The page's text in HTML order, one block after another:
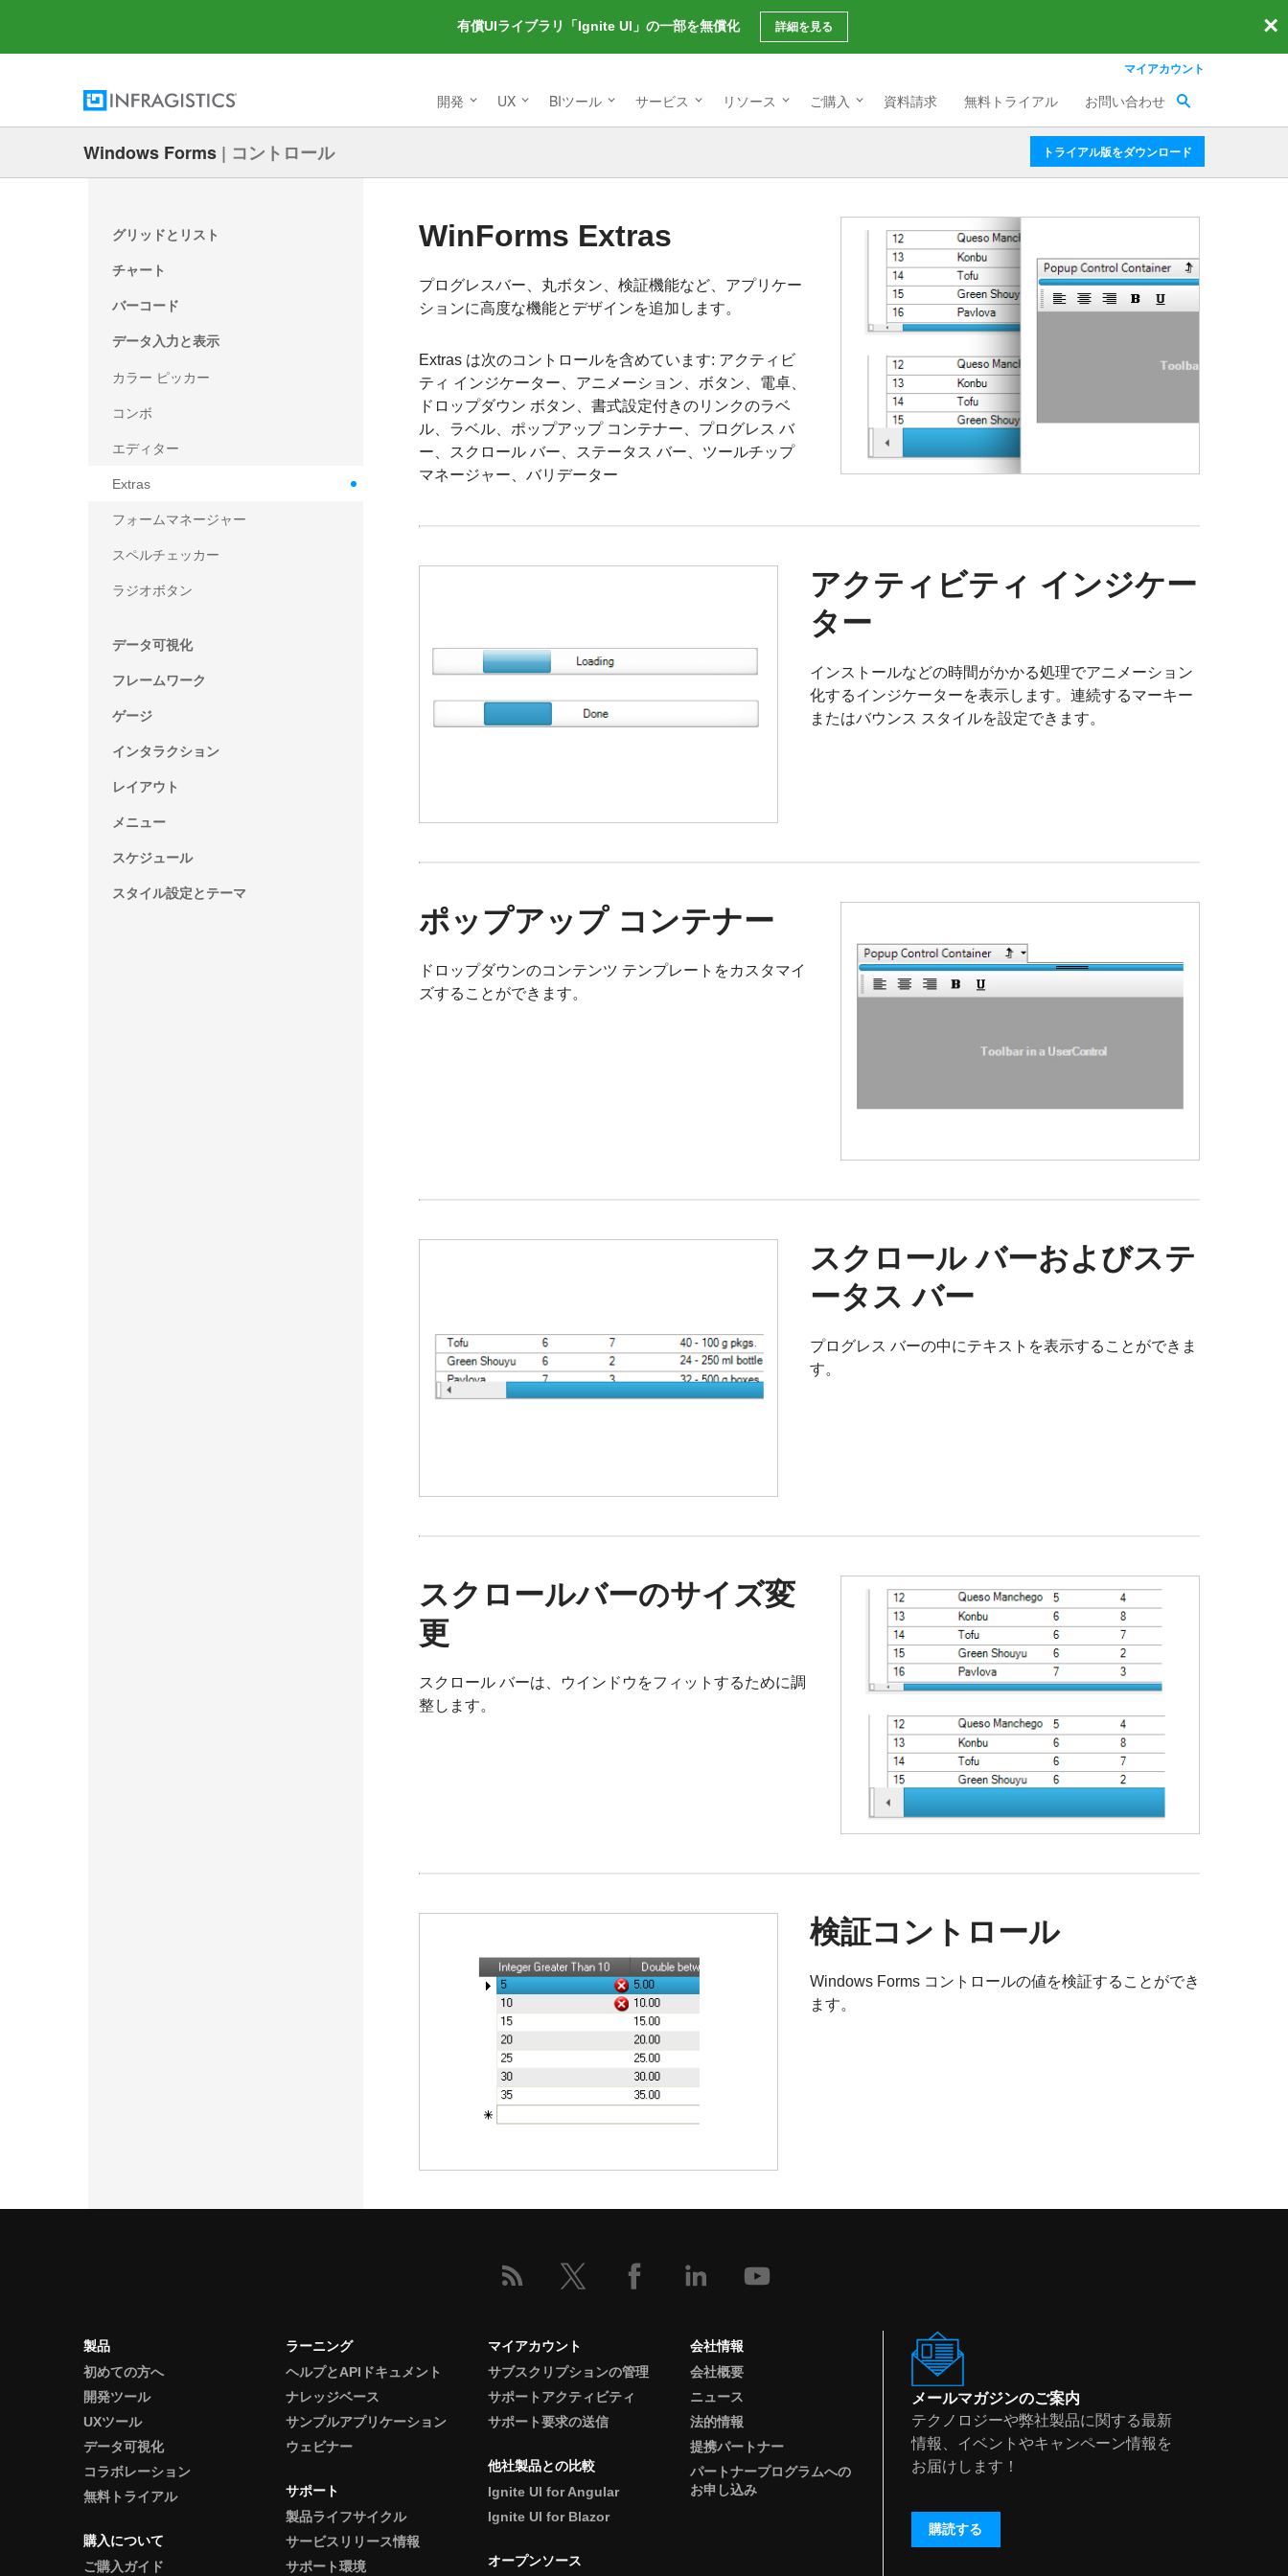
マイアカウント
開発 UX BIツール サービス リソース ご購入 資料請求 無料トライアル お問い合わせ
Windows Forms | コントロール トライアル版をダウンロード
グリッドとリスト
チャート
バーコード
データ入力と表示
カラー ピッカー
コンボ
エディター
Extras
フォームマネージャー
スペルチェッカー
ラジオボタン
データ可視化
フレームワーク
ゲージ
インタラクション
レイアウト
メニュー
スケジュール
スタイル設定とテーマ
WinForms Extras
プログレスバー、丸ボタン、検証機能など、アプリケー
ションに高度な機能とデザインを追加します。
Extras は次のコントロールを含めています: アクティビ
ティ インジケーター、アニメーション、ボタン、電卓、
ドロップダウン ボタン、書式設定付きのリンクのラベ
ル、ラベル、ポップアップ コンテナー、プログレス バ
ー、スクロール バー、ステータス バー、ツールチップ
マネージャー、バリデーター
アクティビティ インジケー
ター
インストールなどの時間がかかる処理でアニメーション
化するインジケーターを表示します。連続するマーキー
またはバウンス スタイルを設定できます。
ポップアップ コンテナー
ドロップダウンのコンテンツ テンプレートをカスタマイ
ズすることができます。
スクロール バーおよびステ
ータス バー
プログレス バーの中にテキストを表示することができま
す。
スクロールバーのサイズ変
更
スクロール バーは、ウインドウをフィットするために調
整します。
検証コントロール
Windows Forms コントロールの値を検証することができ
ます。
製品
初めての方へ
開発ツール
UXツール
データ可視化
コラボレーション
無料トライアル
購入について
ご購入ガイド
ラーニング
ヘルプとAPIドキュメント
ナレッジベース
サンプルアプリケーション
ウェビナー
サポート
製品ライフサイクル
サービスリリース情報
サポート環境
マイアカウント
サブスクリプションの管理
サポートアクティビティ
サポート要求の送信
他社製品との比較
Ignite UI for Angular
Ignite UI for Blazor
オープンソース
会社情報
会社概要
ニュース
法的情報
提携パートナー
パートナープログラムへの
お申し込み
メールマガジンのご案内
テクノロジーや弊社製品に関する最新
情報、イベントやキャンペーン情報を
お届けします！
購読する
有償UIライブラリ「Ignite UI」の一部を無償化 詳細を見る ×